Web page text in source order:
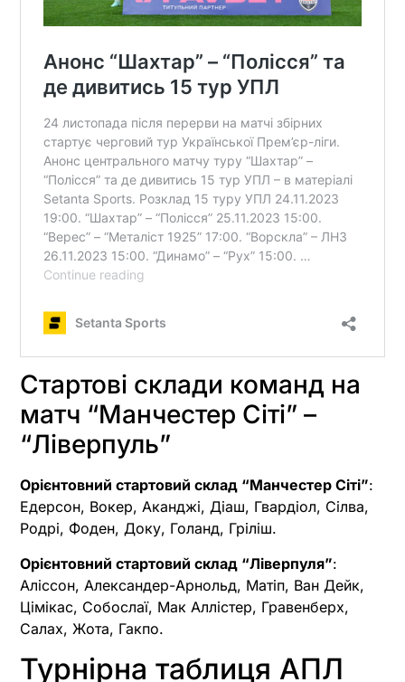
Стартові склади команд на
матч “Манчестер Сіті” –
“Ліверпуль”
Орієнтовний стартовий склад “Манчестер Сіті”:
Едерсон, Вокер, Аканджі, Діаш, Гвардіол, Сілва,
Родрі, Фоден, Доку, Голанд, Гріліш.
Орієнтовний стартовий склад “Ліверпуля”:
Аліссон, Александер-Арнольд, Матіп, Ван Дейк,
Цімікас, Собослаї, Мак Аллістер, Гравенберх,
Салах, Жота, Гакпо.
Турнірна таблиця АПЛ